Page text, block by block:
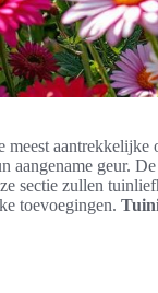
aangename geur. De
sectie zullen
toevoegingen.